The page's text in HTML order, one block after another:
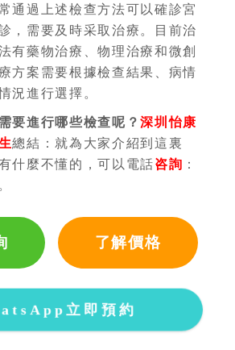
通過上述檢查方法可以確診宮
，需要及時采取治療。目前治
有藥物治療、物理治療和微創
方案需要根據檢查結果、病情
況進行選擇。
要進行哪些檢查呢？深圳怡康
總結：就為大家介紹到這裏
什麼不懂的，可以電話咨詢 ：
了解價格
立即預約